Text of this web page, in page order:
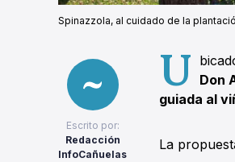
Spinazzola, al cuidado de la
Escrito por:
Redacción
InfoCañuelas
U Don
guiada al
La